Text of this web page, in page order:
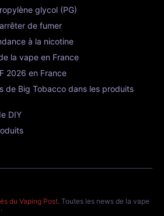
glycol (PG)
de fumer
à la nicotine
la vape en France
2026 en France
de Big Tobacco dans les produits
DIY
du Vaping Post. Toutes les news de la vape